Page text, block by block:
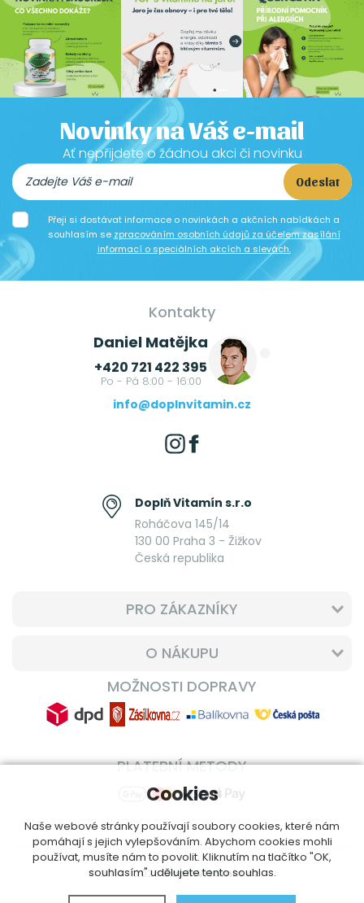
Novinky na Váš e-mail
Ať nepřijdete o žádnou akci či novinku
Odeslat
Přeji si dostávat informace o novinkách a akčních nabídkách a
souhlasím se zpracováním osobních údajů za účelem zasílání
informací o speciálních akcích a slevách.
Kontakty
Daniel Matějka
+420 721 422 395
Po - Pá 8:00 - 16:00
info@doplnvitamin.cz
Doplň Vitamín s.r.o
Roháčova 145/14
130 00 Praha 3 - Žižkov
Česká republika
PRO ZÁKAZNÍKY
O NÁKUPU
MOŽNOSTI DOPRAVY
PLATEBNÍ METODY
© 2014 - 2026DoplnVitamin.cz
Cookies
Naše webové stránky používají soubory cookies, které nám
pomáhají s jejich vylepšováním. Abychom cookies mohli
používat, musíte nám to povolit. Kliknutím na tlačítko "OK,
souhlasím" udělujete tento souhlas.